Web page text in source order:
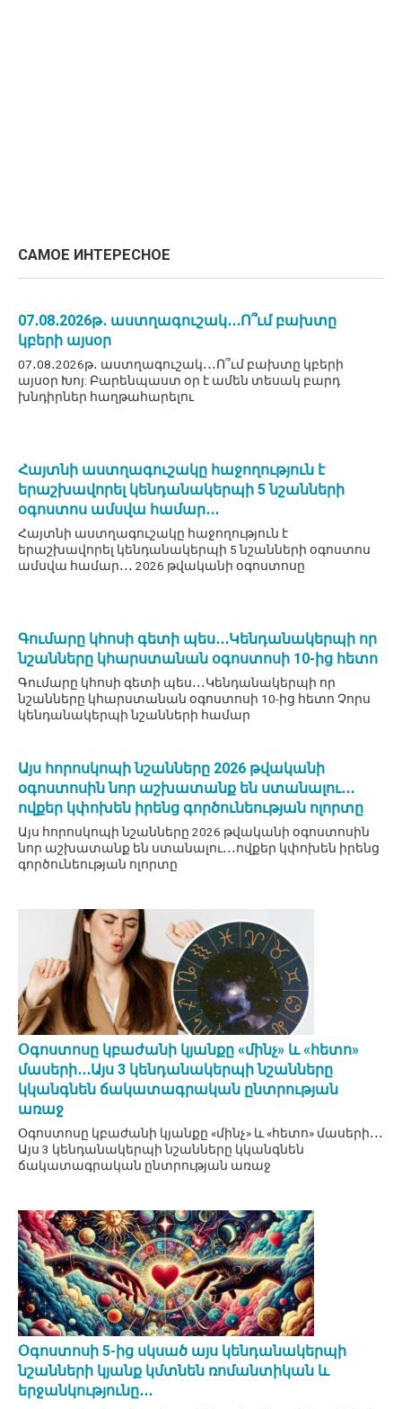
САМОЕ ИНТЕРЕСНОЕ
07․08․2026թ․ աստղագուշակ․․․Ո՞ւմ բախտը
կբերի այսօր
07․08․2026թ․ աստղագուշակ․․․Ո՞ւմ բախտը կբերի
այսօր Խոյ: Բարենպաստ օր է ամեն տեսակ բարդ
խնդիրներ հաղթահարելու
Հայտնի աստղագուշակը հաջողություն է
երաշխավորել կենդանակերպի 5 նշանների
օգոստոս ամսվա համար․․․
Հայտնի աստղագուշակը հաջողություն է
երաշխավորել կենդանակերպի 5 նշանների օգոստոս
ամսվա համար․․․ 2026 թվականի օգոստոսը
Գումարը կհոսի գետի պես․․․Կենդանակերպի որ
նշանները կհարստանան օգոստոսի 10-ից հետո
Գումարը կհոսի գետի պես․․․Կենդանակերպի որ
նշանները կհարստանան օգոստոսի 10-ից հետո Չորս
կենդանակերպի նշանների համար
Այս հորոսկոպի նշանները 2026 թվականի
օգոստոսին նոր աշխատանք են ստանալու․․․
ովքեր կփոխեն իրենց գործունեության ոլորտը
Այս հորոսկոպի նշանները 2026 թվականի օգոստոսին
նոր աշխատանք են ստանալու․․․ովքեր կփոխեն իրենց
գործունեության ոլորտը
Օգոստոսը կբաժանի կյանքը «մինչ» և «հետո»
մասերի․․․Այս 3 կենդանակերպի նշանները
կկանգնեն ճակատագրական ընտրության
առաջ
Օգոստոսը կբաժանի կյանքը «մինչ» և «հետո» մասերի․․․
Այս 3 կենդանակերպի նշանները կկանգնեն
ճակատագրական ընտրության առաջ
Օգոստոսի 5-ից սկսած այս կենդանակերպի
նշանների կյանք կմտնեն ռոմանտիկան և
երջանկությունը․․․